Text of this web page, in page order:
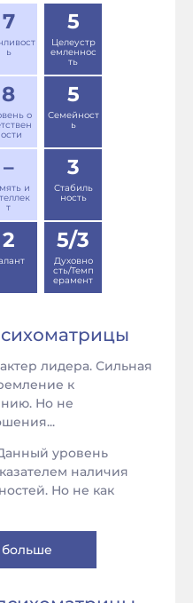
7
ь
8
о
–
и
т
5
Целеустр
емленнос
ть
5
Семейност
ь
3
Стабиль
ность
2 5/3
Духовно
сть/Темп
ерамент
лидера. Сильная
к
Но не
уровень
наличия
Но не как
больше